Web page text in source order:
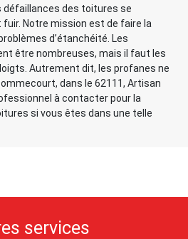
défaillances des toitures se
Notre mission est de faire la
d’étanchéité. Les
être nombreuses, mais il faut les
Autrement dit, les profanes ne
dans le 62111, Artisan
à contacter pour la
si vous êtes dans une telle
services